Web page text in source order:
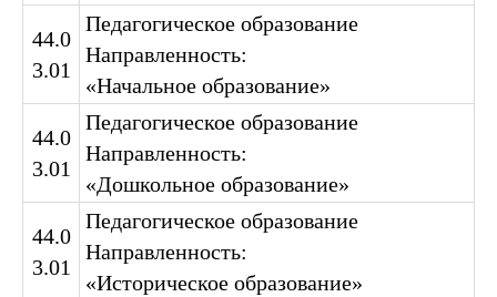
44.0
3.01
Педагогическое образование
Направленность:
«Начальное образование»
44.0
3.01
Педагогическое образование
Направленность:
«Дошкольное образование»
44.0
3.01
Педагогическое образование
Направленность:
«Историческое образование»